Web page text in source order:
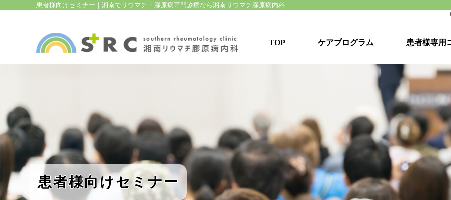
患者様向けセミナー｜湘南でリウマチ・膠原病専門診療なら湘南リウマチ膠原病内科
TOP ケアプログラム
湘南リウマチ膠原病ケアプログラム
患者様向けセミナー
目標達成型リハビリ
患者コミュニティ形成
個別看護カウンセリング
栄養管理プログラム
患者様専用
患者様向けセミナー